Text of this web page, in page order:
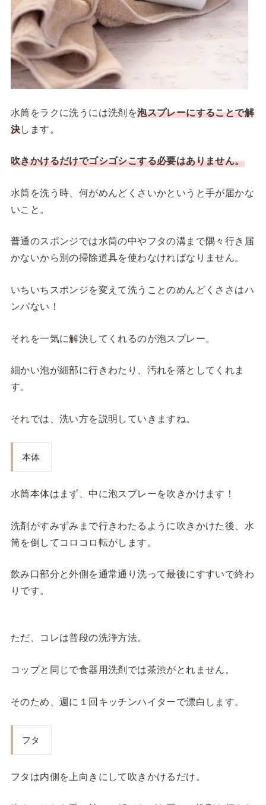
水筒をラクに洗うには洗剤を泡スプレーにすることで解
決します。
吹きかけるだけでゴシゴシこする必要はありません。
水筒を洗う時、何がめんどくさいかというと手が届かな
いこと。
普通のスポンジでは水筒の中やフタの溝まで隅々行き届
かないから別の掃除道具を使わなければなりません。
いちいちスポンジを変えて洗うことのめんどくささはハ
ンパない！
それを一気に解決してくれるのが泡スプレー。
細かい泡が細部に行きわたり、汚れを落としてくれま
す。
それでは、洗い方を説明していきますね。
本体
水筒本体はまず、中に泡スプレーを吹きかけます！
洗剤がすみずみまで行きわたるように吹きかけた後、水
筒を倒してコロコロ転がします。
飲み口部分と外側を通常通り洗って最後にすすいで終わ
りです。
ただ、コレは普段の洗浄方法。
コップと同じで食器用洗剤では茶渋がとれません。
そのため、週に１回キッチンハイターで漂白します。
フタ
フタは内側を上向きにして吹きかけるだけ。